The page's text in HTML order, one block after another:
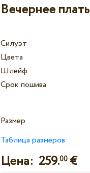
Вечернее
Силуэт
Цвета
Шлейф
Срок пошива
Размер
Таблица размеров
Цена: 259.00 €